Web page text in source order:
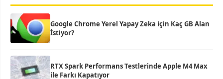
Google Chrome Yerel Yapay Zeka için Kaç GB Alan
İstiyor?
RTX Spark Performans Testlerinde Apple M4 Max
ile Farkı Kapatıyor